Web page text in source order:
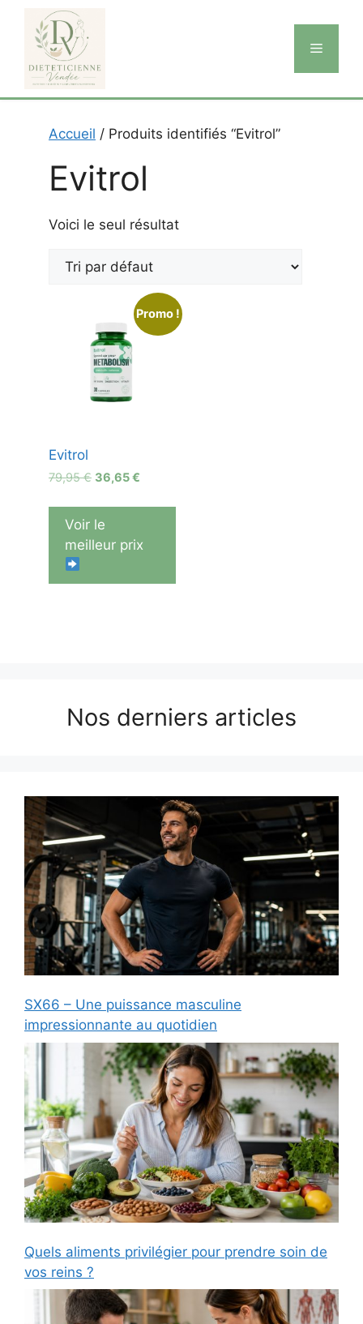
contenu
Menu
Accueil / Produits identifiés “Evitrol”
Evitrol
Voici le seul résultat
Promo !
Evitrol
79,95€ Le
initial
était :
79,95 €.
36,65€
actuel
36,65 €.
Voir le
meilleur prix
Nos derniers articles
SX66 – Une puissance masculine
impressionnante au quotidien
Quels aliments privilégier pour prendre soin de
vos reins ?